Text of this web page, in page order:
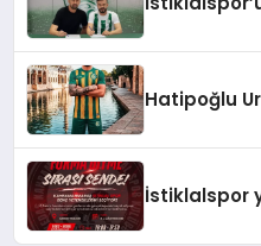
Hatipoğlu
İstiklalspor